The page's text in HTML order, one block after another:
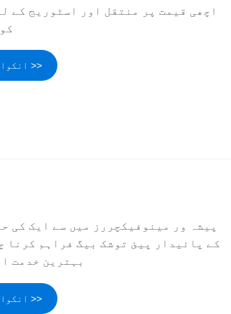
اچھی قیمت پر منتقل اور اسٹوریج کے
انکوائری بھیجیں۔ >>
پیشہ ور مینوفیکچررز میں سے ایک کی
کے پائیدار پیئ توشک بیگ فراہم کرنا
بہترین خدمت
انکوائری بھیجیں۔ >>